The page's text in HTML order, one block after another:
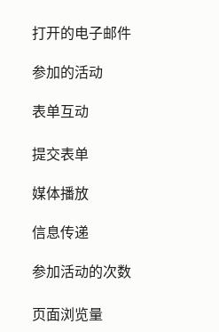
打开的电子邮件
参加的活动
表单互动
提交表单
媒体播放
信息传递
参加活动的次数
页面浏览量